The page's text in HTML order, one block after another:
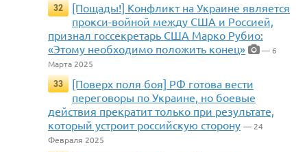
32
[Пощады!] Конфликт на Украине является
прокси-войной между США и Россией,
признал госсекретарь США Марко Рубио:
«Этому необходимо положить конец»
— 6
Марта 2025
33
[Поверх поля боя] РФ готова вести
переговоры по Украине, но боевые
действия прекратит только при результате,
который устроит российскую сторону — 24
Февраля 2025